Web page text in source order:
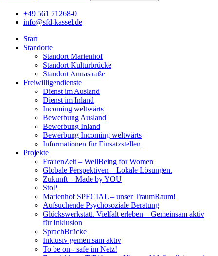
+49 561 71268-0
info@sfd-kassel.de
Start
Standorte
Standort Marienhof
Standort Kulturbrücke
Standort Annastraße
Freiwilligendienste
Dienst im Ausland
Dienst im Inland
Incoming weltwärts
Bewerbung Ausland
Bewerbung Inland
Bewerbung Incoming weltwärts
Informationen für Einsatzstellen
Projekte
FrauenZeit – WellBeing for Women
Globale Perspektiven – Lokale Lösungen.
Zukunft – Made by YOU
StoP
Marienhof SPECIAL – unser TraumRaum!
Aufsuchende Psychosoziale Beratung
Glückswerkstatt. Vielfalt erleben – Gemeinsam aktiv
für Inklusion
SprachBrücke
Inklusiv gemeinsam aktiv
To be on - safe im Netz!